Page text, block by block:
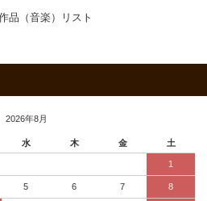
品（音楽）リスト
2026年8月
水 木 金 土
1
5 6 7 8